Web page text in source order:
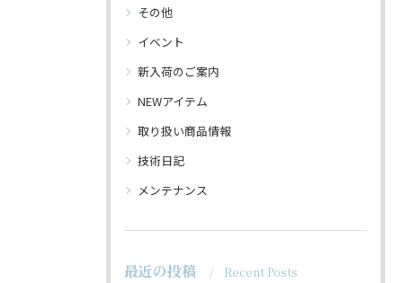
その他
イベント
新入荷のご案内
NEWアイテム
取り扱い商品情報
技術日記
メンテナンス
最近の投稿 Recent Posts